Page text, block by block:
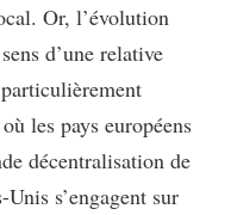
Or, l’évolution
d’une relative
les pays européens
décentralisation de
s’engagent sur